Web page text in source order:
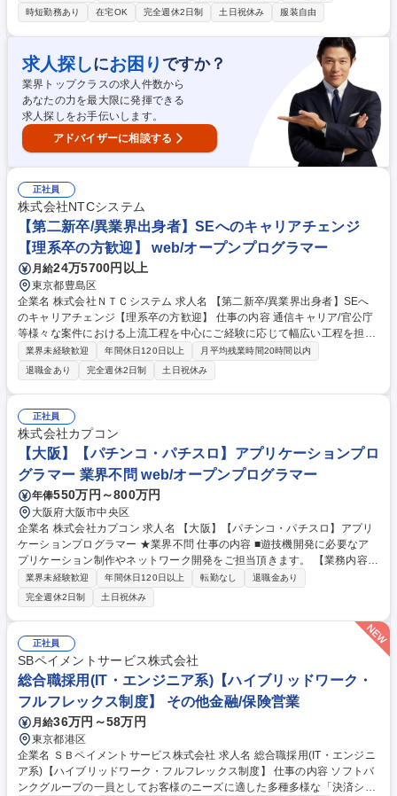
用意。経験浅くてもしっかりと育成します。 【教育体制】3～5名のチー
ムでプロジェクトを組むことが多い環境ですので、メンバーと協力しなが
ら業務を行うことができます。わからないことは質問ができる風土であ
り、スキル習得研修も豊富にございますので、経験浅くても意欲重視で上
流案件へアサインすることもあります。 【キャリア】管理職としてマネジ
メントを行うポジションやエンジニアとしてプロを目指すポジションな
ど、希望に沿ったキャリアを支援します。 募集職種 第二新卒未経験歓迎
【東京/ITエンジニア】月残業30H以下/在宅勤務可
時短勤務あり
在宅OK 完全週休2日制 土日祝休み 服装自由
求人探しにお困り ですか？
業界トップクラスの求人件数から
あなたの力を最大限に発揮できる
求人探しをお手伝いします。
アドバイザーに相談する
正社員
株式会社NTCシステム
【第二新卒/異業界出身者】SEへのキャリアチェンジ
【理系卒の方歓迎】 web/オープンプログラマー
月給24万5700円以上
東京都豊島区
企業名 株式会社ＮＴＣシステム 求人名 【第二新卒/異業界出身者】SEへ
のキャリアチェンジ【理系卒の方歓迎】 仕事の内容 通信キャリア/官公庁
等様々な案件における上流工程を中心にご経験に応じて幅広い工程を担当
いただきます。 【魅力】 ■担当いただくフェーズは経験に合わせて様々で
すが上流の業務にも携わっていただきます。顧客折衝経験や業務知識も習
得できます。 ■期間は1年～10年以上の大規模長期案件が中心となりま
す。大きい業務 では10年/50名規模での開発となりますが、開発メンバは
ローテーション を行うので、様々な業務に係わる事が可能です。 募集職
種 【第二新卒/異業界出身者】SEへのキャリアチェンジ【理系卒の方歓
迎】
業界未経験歓迎 年間休日120日以上
月平均残業時間20時間以内
退職金あり
完全週休2日制 土日祝休み
正社員
株式会社カプコン
【大阪】【パチンコ・パチスロ】アプリケーションプロ
グラマー 業界不問 web/オープンプログラマー
年俸550万円～800万円
大阪府大阪市中央区
企業名 株式会社カプコン 求人名 【大阪】【パチンコ・パチスロ】アプリ
ケーションプログラマー ★業界不問 仕事の内容 ■遊技機開発に必要なア
プリケーション制作やネットワーク開発をご担当頂きます。 【業務内容詳
細】 ・Windowsアプリケーション開発：パチスロ機開発支援アプリケー
ションの提案、設計、開発、管理 ・ネットワーク開発：部内向けWEBア
プリケーションなどの設計、開発、管理（CI/CD含む） ・その他開発、運
用サポート：アプリケーション導入サポート、プロジェクト開発サポー
ト、問題課題に対する対応・解決支援 募集職種 【大阪】【パチンコ・パ
チスロ】アプリケーションプログラマー ★業界不問
業界未経験歓迎 年間休日120日以上 転勤なし
退職金あり
完全週休2日制
土日祝休み
正社員
SBペイメントサービス株式会社
総合職採用(IT・エンジニア系)【ハイブリッドワーク・
フルフレックス制度】 その他金融/保険営業
月給36万円～58万円
東京都港区
企業名 ＳＢペイメントサービス株式会社 求人名 総合職採用(IT・エンジニ
ア系)【ハイブリッドワーク・フルフレックス制度】 仕事の内容 ソフトバ
ンクグループの一員としてお客様のニーズに適した多種多様な「決済シス